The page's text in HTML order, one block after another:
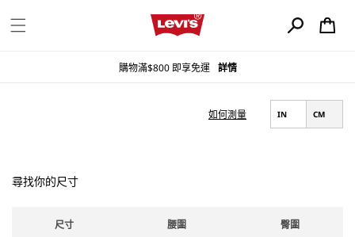
跳至內容
物
購物滿$800 即享免運 詳情
如何測量 IN CM
尋找你的尺寸
尺寸 腰圍 臀圍